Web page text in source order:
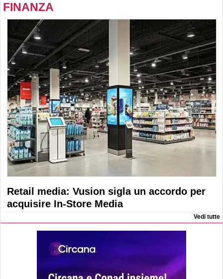
FINANZA
Retail media: Vusion sigla un accordo per
acquisire In-Store Media
Vedi tutte